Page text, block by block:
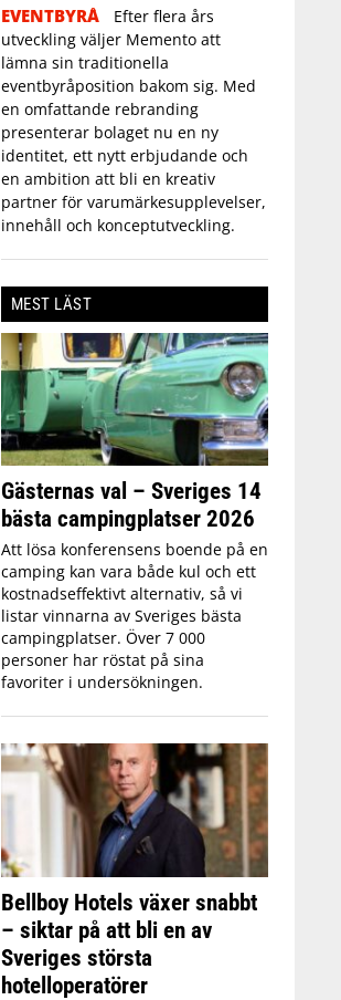
EVENTBYRÅ
Efter flera års
utveckling väljer Memento att
lämna sin traditionella
eventbyråposition bakom sig. Med
en omfattande rebranding
presenterar bolaget nu en ny
identitet, ett nytt erbjudande och
en ambition att bli en kreativ
partner för varumärkesupplevelser,
innehåll och konceptutveckling.
MEST LÄST
Gästernas val – Sveriges 14
bästa campingplatser 2026
Att lösa konferensens boende på en
camping kan vara både kul och ett
kostnadseffektivt alternativ, så vi
listar vinnarna av Sveriges bästa
campingplatser. Över 7 000
personer har röstat på sina
favoriter i undersökningen.
Bellboy Hotels växer snabbt
– siktar på att bli en av
Sveriges största
hotelloperatörer